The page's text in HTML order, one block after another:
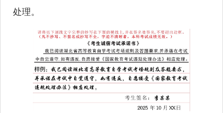
处理。